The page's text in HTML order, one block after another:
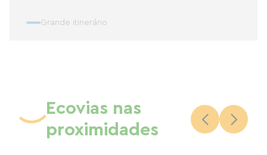
Grande itinerário
Ecovias nas
proximidades